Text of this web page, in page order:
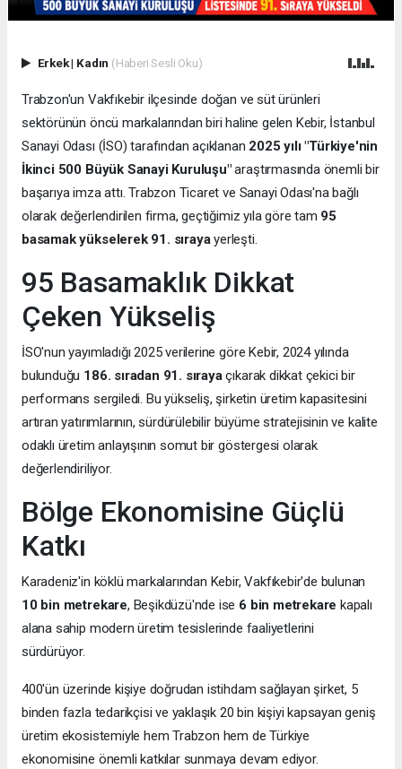
Erkek| Kadın (Haberi Sesli Oku)
Trabzon'un Vakfıkebir ilçesinde doğan ve süt ürünleri
sektörünün öncü markalarından biri haline gelen Kebir, İstanbul
Sanayi Odası (İSO) tarafından açıklanan 2025 yılı "Türkiye'nin
İkinci 500 Büyük Sanayi Kuruluşu"araştırmasında önemli bir
başarıya imza attı. Trabzon Ticaret ve Sanayi Odası'na bağlı
olarak değerlendirilen firma, geçtiğimiz yıla göre tam 95
basamak yükselerek 91. sırayayerleşti.
95 Basamaklık Dikkat
Çeken Yükseliş
İSO'nun yayımladığı 2025 verilerine göre Kebir, 2024 yılında
bulunduğu 186. sıradan 91. sırayaçıkarak dikkat çekici bir
performans sergiledi. Bu yükseliş, şirketin üretim kapasitesini
artıran yatırımlarının, sürdürülebilir büyüme stratejisinin ve kalite
odaklı üretim anlayışının somut bir göstergesi olarak
değerlendiriliyor.
Bölge Ekonomisine Güçlü
Katkı
Karadeniz'in köklü markalarından Kebir, Vakfıkebir'de bulunan
10 bin metrekare, Beşikdüzü'nde ise 6 bin metrekare kapalı
alana sahip modern üretim tesislerinde faaliyetlerini
sürdürüyor.
400'ün üzerinde kişiye doğrudan istihdam sağlayan şirket, 5
binden fazla tedarikçisi ve yaklaşık 20 bin kişiyi kapsayan geniş
üretim ekosistemiyle hem Trabzon hem de Türkiye
ekonomisine önemli katkılar sunmaya devam ediyor.